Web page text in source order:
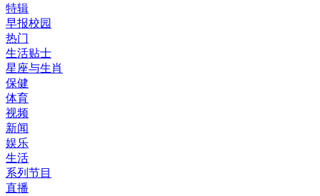
特辑
早报校园
热门
生活贴士
星座与生肖
保健
体育
视频
新闻
娱乐
生活
系列节目
直播